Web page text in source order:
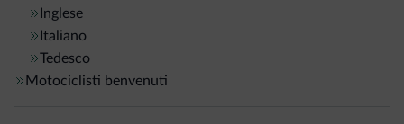
Inglese
Italiano
Tedesco
Motociclisti benvenuti